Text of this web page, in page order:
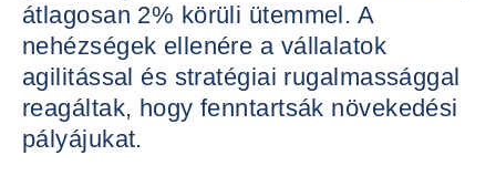
átlagosan 2% körüli ütemmel. A
nehézségek ellenére a vállalatok
agilitással és stratégiai rugalmassággal
reagáltak, hogy fenntartsák növekedési
pályájukat.